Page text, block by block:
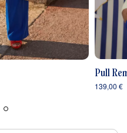
Pull
139,00 €